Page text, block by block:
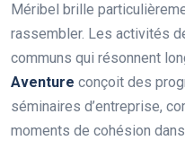
Méribel brille
rassembler. Les activités
communs qui résonnent
Aventure conçoit des
séminaires d’entreprise,
moments de cohésion